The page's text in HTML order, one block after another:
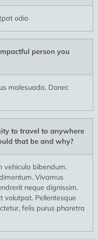
odio
person you
malesuada. Donec
to travel to anywhere
that be and why?
vehicula bibendum.
Vivamus
neque dignissim.
volutpat. Pellentesque
felis purus pharetra